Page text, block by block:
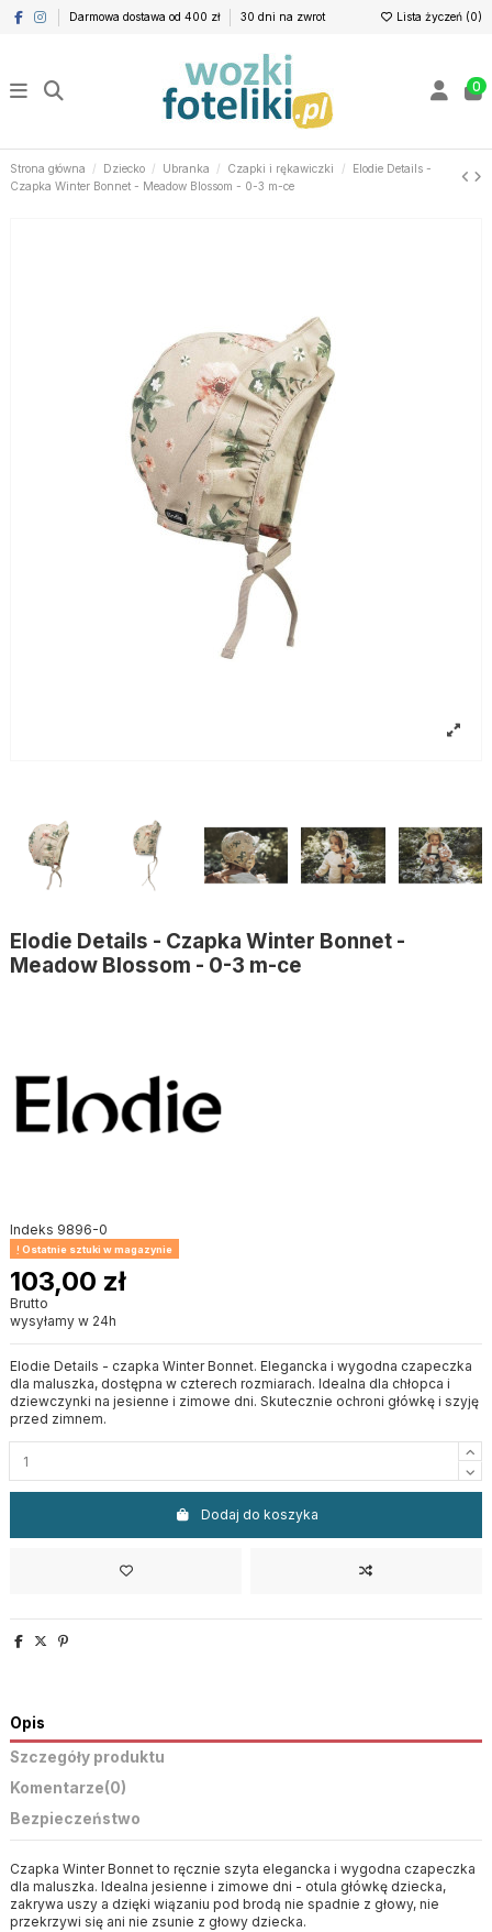
Darmowa dostawa od 400 zł 30 dni na zwrot Lista życzeń (0)
0
Strona główna Dziecko Ubranka Czapki i rękawiczki
Elodie Details -
Czapka Winter Bonnet - Meadow Blossom - 0-3 m-ce
Elodie Details - Czapka Winter Bonnet -
Meadow Blossom - 0-3 m-ce
Indeks 9896-0
Ostatnie sztuki w magazynie
103,00 zł
Brutto
wysyłamy w 24h
Elodie Details - czapka Winter Bonnet. Elegancka i wygodna czapeczka
dla maluszka, dostępna w czterech rozmiarach. Idealna dla chłopca i
dziewczynki na jesienne i zimowe dni. Skutecznie ochroni główkę i szyję
przed zimnem.
Dodaj do koszyka
Opis
Szczegóły produktu
Komentarze(0)
Bezpieczeństwo
Czapka Winter Bonnet to ręcznie szyta elegancka i wygodna czapeczka
dla maluszka. Idealna jesienne i zimowe dni - otula główkę dziecka,
zakrywa uszy a dzięki wiązaniu pod brodą nie spadnie z głowy, nie
przekrzywi się ani nie zsunie z głowy dziecka.